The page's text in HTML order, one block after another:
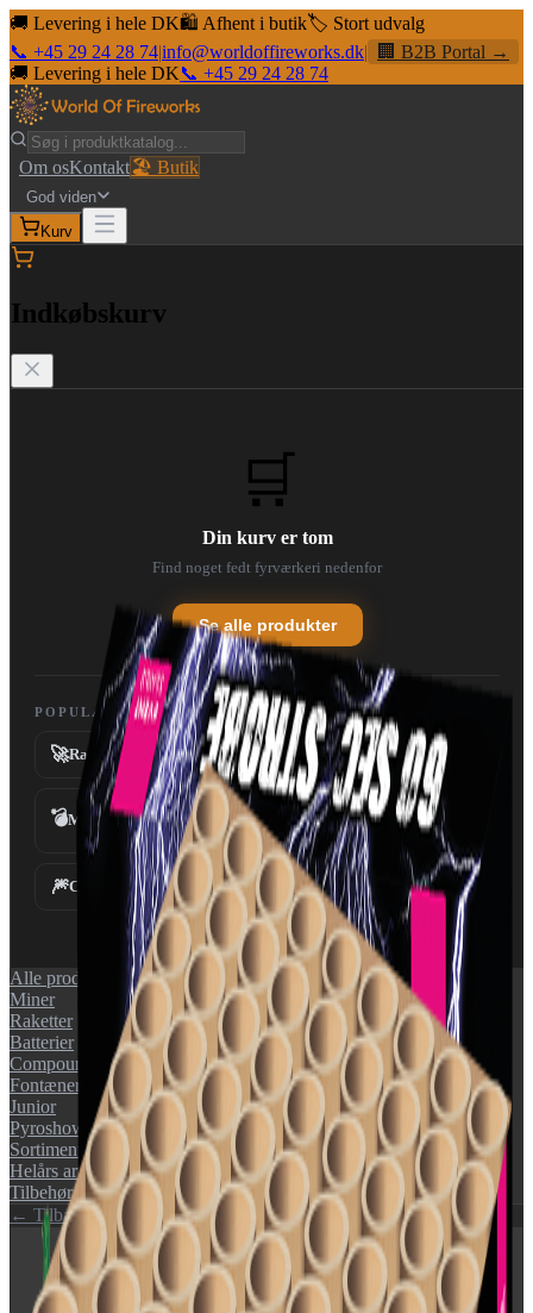
🚚 Levering i hele DK🛍️ Afhent i butik🏷️ Stort udvalg
📞 +45 29 24 28 74|info@worldoffireworks.dk|
🏢 B2B Portal →
🚚 Levering i hele DK📞 +45 29 24 28 74
Om osKontakt🏖️ Butik
God viden
Kurv
Indkøbskurv
🛒
Din kurv er tom
Find noget fedt fyrværkeri nedenfor
Se alle produkter
POPULÆRE KATEGORIER
🚀Raketter 💥Batterier
💣Miner ⛲Fontæner
🎆Compounds ✨Tilbehør
Alle produkter
Miner
Raketter
Batterier
Compounds
Fontæner
Junior
Pyroshow
Sortimenter
Helårs artikler (F1)
Tilbehør
← Tilbage til katalog